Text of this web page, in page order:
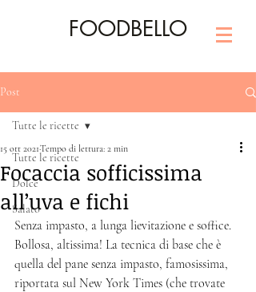
FOODBELLO
Post
Tutte le ricette
Dolce
Salato
Tutte le ricette
Focaccia sofficissima
all’uva e fichi
15 ott 2021Tempo di lettura: 2 min
Senza impasto, a lunga lievitazione e soffice.
Bollosa, altissima! La tecnica di base che è
quella del pane senza impasto, famosissima,
riportata sul New York Times (che trovate